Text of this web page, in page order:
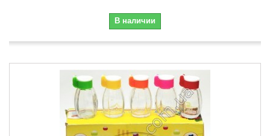
В наличии